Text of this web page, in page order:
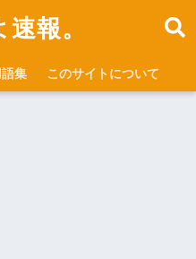
報。
集 このサイトについて